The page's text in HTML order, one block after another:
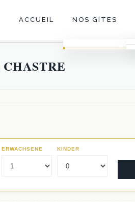
ACCUEIL NOS GITES
Les Écuries